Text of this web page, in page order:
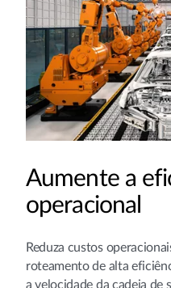
Aumente a
operacional
Reduza custos
roteamento de alta
a velocidade da cadeia de